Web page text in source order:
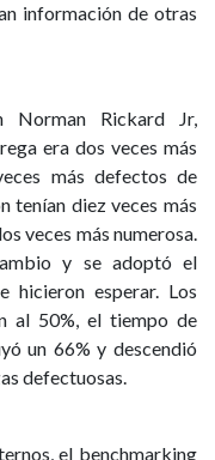
información de otras
Norman Rickard Jr,
era dos veces más
más defectos de
tenían diez veces más
veces más numerosa.
y se adoptó el
hicieron esperar. Los
al 50%, el tiempo de
un 66% y descendió
defectuosas.
el benchmarking